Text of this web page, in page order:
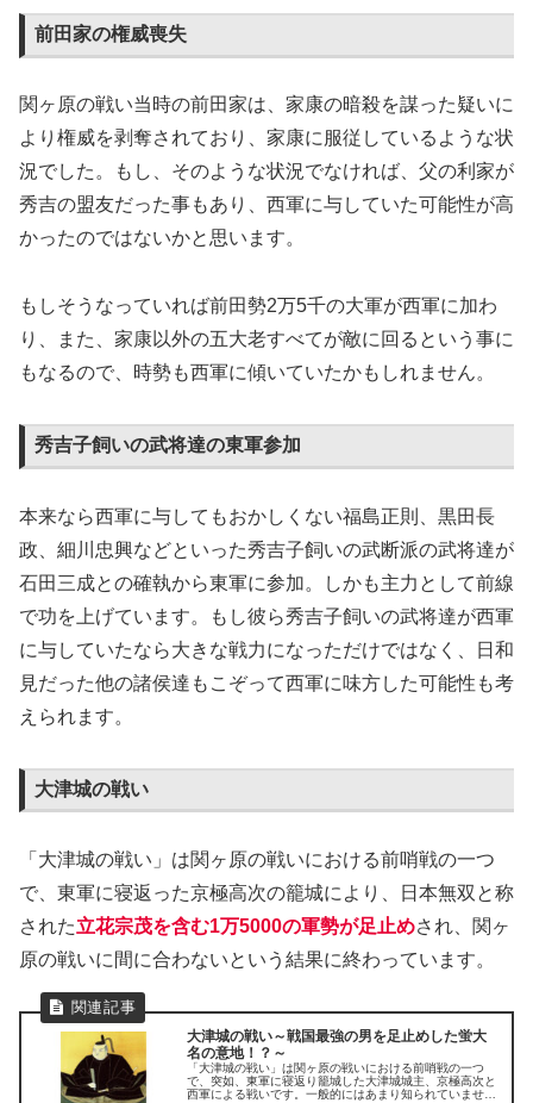
前田家の権威喪失
関ヶ原の戦い当時の前田家は、家康の暗殺を謀った疑いに
より権威を剥奪されており、家康に服従しているような状
況でした。もし、そのような状況でなければ、父の利家が
秀吉の盟友だった事もあり、西軍に与していた可能性が高
かったのではないかと思います。
もしそうなっていれば前田勢2万5千の大軍が西軍に加わ
り、また、家康以外の五大老すべてが敵に回るという事に
もなるので、時勢も西軍に傾いていたかもしれません。
秀吉子飼いの武将達の東軍参加
本来なら西軍に与してもおかしくない福島正則、黒田長
政、細川忠興などといった秀吉子飼いの武断派の武将達が
石田三成との確執から東軍に参加。しかも主力として前線
で功を上げています。もし彼ら秀吉子飼いの武将達が西軍
に与していたなら大きな戦力になっただけではなく、日和
見だった他の諸侯達もこぞって西軍に味方した可能性も考
えられます。
大津城の戦い
「大津城の戦い」は関ヶ原の戦いにおける前哨戦の一つ
で、東軍に寝返った京極高次の籠城により、日本無双と称
された立花宗茂を含む1万5000の軍勢が足止めされ、関ヶ
原の戦いに間に合わないという結果に終わっています。
大津城の戦い～戦国最強の男を足止めした蛍大
名の意地！？～
「大津城の戦い」は関ヶ原の戦いにおける前哨戦の一つ
で、突如、東軍に寝返り籠城した大津城城主、京極高次と
西軍による戦いです。一般的にはあまり知られていません